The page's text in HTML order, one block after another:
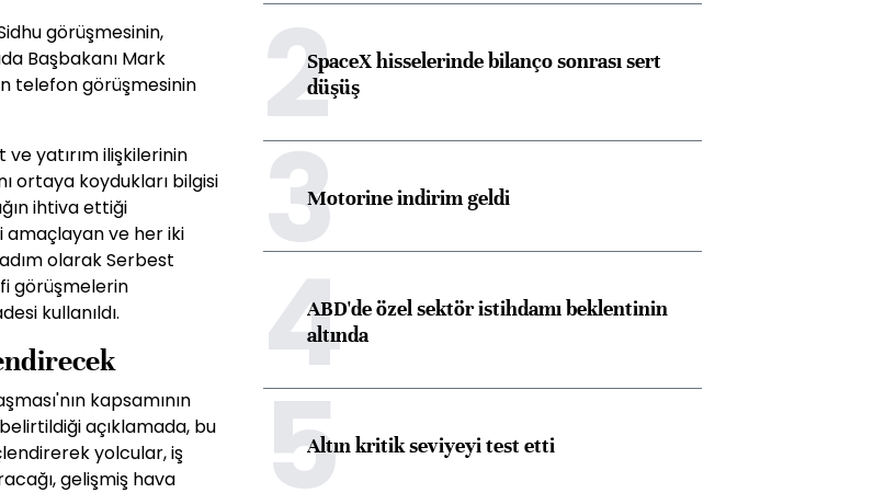
görüşmesinin,
Başbakanı Mark
telefon görüşmesinin
yatırım ilişkilerinin
ortaya koydukları bilgisi
ihtiva ettiği
ve her iki
olarak Serbest
görüşmelerin
kullanıldı.
kapsamının
açıklamada, bu
yolcular, iş
gelişmiş hava
2SpaceX hisselerinde bilanço sonrası sert
düşüş
3Motorine indirim geldi
4ABD'de özel sektör istihdamı beklentinin
altında
5Altın kritik seviyeyi test etti